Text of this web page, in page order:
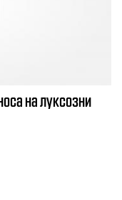
на луксозни